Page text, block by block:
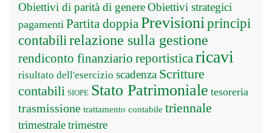
Obiettivi di parità di genereObiettivi strategici
pagamenti Partita doppiaPrevisioniprincipi
contabilirelazione sulla gestione
rendiconto finanziario reportisticaricavi
risultato dell'esercizio scadenza Scritture
contabili SIOPE Stato Patrimoniale tesoreria
trasmissione trattamento contabile triennale
trimestraletrimestre